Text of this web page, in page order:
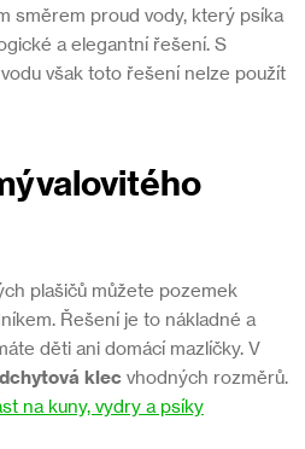
směrem proud vody, který psíka
a elegantní řešení. S
však toto řešení nelze použít
plašičů můžete pozemek
Řešení je to nákladné a
děti ani domácí mazlíčky. V
klec vhodných rozměrů.
na kuny, vydry a psíky